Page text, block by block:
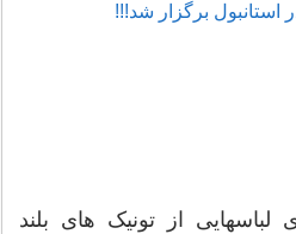
استانبول برگزار شد!!!
از تونیک های بلند